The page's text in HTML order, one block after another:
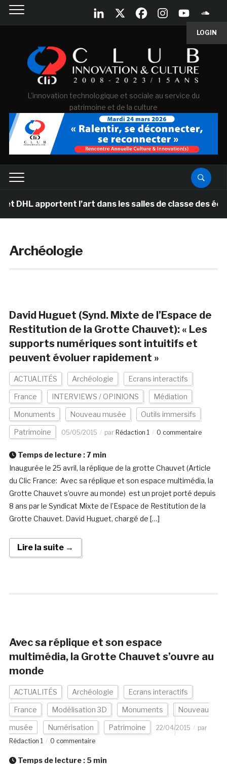
LOGIN
L'innovation technologique et sociale au service du
patrimoine et de la culture
l’art dans les salles de classe des écoles
Archéologie
David Huguet (Synd. Mixte de l’Espace de
Restitution de la Grotte Chauvet): « Les
supports numériques sont intuitifs et
peuvent évoluer rapidement »
ACTUALITÉS Archéologie Ecrans interactifs
France INTERVIEWS / OPINIONS Médiation
Monuments Nouveau musée Outils immersifs
Patrimoine 05/05/2015 par Rédaction 1 0 commentaire
Temps de lecture :7 min
Inaugurée le 25 avril, la réplique de la grotte Chauvet (Article
du Clic France: Avec sa réplique et son espace multimédia, la
Grotte Chauvet s’ouvre au monde) est un projet porté depuis
8 ans par le Syndicat Mixte de l’Espace de Restitution de la
Grotte Chauvet. David Huguet, chargé de […]
Lire la suite →
Avec sa réplique et son espace
multimédia, la Grotte Chauvet s’ouvre au
monde
ACTUALITÉS Archéologie Ecrans interactifs
France Modélisation 3D Monuments Nouveau
musée Numérisation Patrimoine 22/04/2015
par
Rédaction 1
0 commentaire
Temps de lecture : 5 min